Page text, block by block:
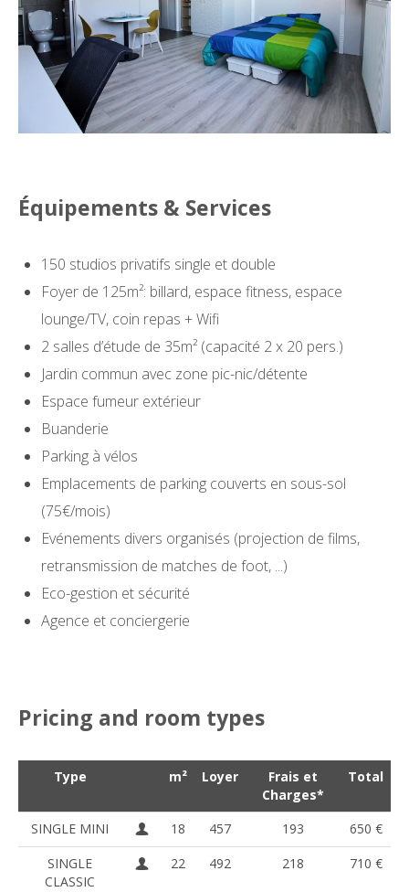
Équipements & Services
150 studios privatifs single et double
Foyer de 125m²: billard, espace fitness, espace
lounge/TV, coin repas + Wifi
2 salles d’étude de 35m² (capacité 2 x 20 pers.)
Jardin commun avec zone pic-nic/détente
Espace fumeur extérieur
Buanderie
Parking à vélos
Emplacements de parking couverts en sous-sol
(75€/mois)
Evénements divers organisés (projection de films,
retransmission de matches de foot, ...)
Eco-gestion et sécurité
Agence et conciergerie
Pricing and room types
Type m² Loyer
Frais et
Charges*
Total
SINGLE MINI 18 457 193
650 €
SINGLE
CLASSIC
22 492 218 710 €